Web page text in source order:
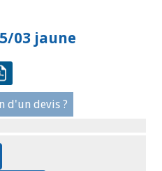
03 jaune
d'un devis ?